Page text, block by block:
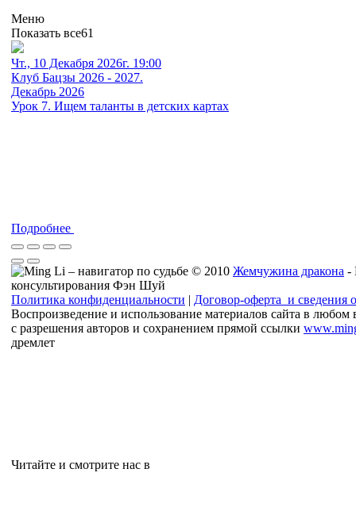
Меню
Показать все61
Чт., 10 Декабря 2026г. 19:00
Клуб Бацзы 2026 - 2027.
Декабрь 2026
Урок 7. Ищем таланты в детских картах
Подробнее
© 2010 Жемчужина дракона -
консультирования Фэн Шуй
Политика конфиденциальности | Договор-оферта и сведения
Воспроизведение и использование материалов сайта в любом
с разрешения авторов и сохранением прямой ссылки
дремлет
Читайте и смотрите нас в